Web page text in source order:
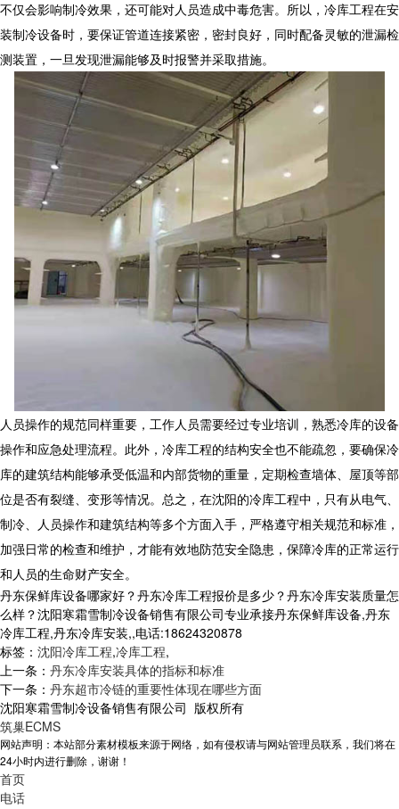
不仅会影响制冷效果，还可能对人员造成中毒危害。所以，冷库工程在安
装制冷设备时，要保证管道连接紧密，密封良好，同时配备灵敏的泄漏检
测装置，一旦发现泄漏能够及时报警并采取措施。
人员操作的规范同样重要，工作人员需要经过专业培训，熟悉冷库的设备
操作和应急处理流程。此外，冷库工程的结构安全也不能疏忽，要确保冷
库的建筑结构能够承受低温和内部货物的重量，定期检查墙体、屋顶等部
位是否有裂缝、变形等情况。总之，在沈阳的冷库工程中，只有从电气、
制冷、人员操作和建筑结构等多个方面入手，严格遵守相关规范和标准，
加强日常的检查和维护，才能有效地防范安全隐患，保障冷库的正常运行
和人员的生命财产安全。
丹东保鲜库设备哪家好？丹东冷库工程报价是多少？丹东冷库安装质量怎
么样？沈阳寒霜雪制冷设备销售有限公司专业承接丹东保鲜库设备,丹东
冷库工程,丹东冷库安装,,电话:18624320878
标签： 沈阳冷库工程,冷库工程,
上一条： 丹东冷库安装具体的指标和标准
下一条： 丹东超市冷链的重要性体现在哪些方面
沈阳寒霜雪制冷设备销售有限公司 版权所有
筑巢ECMS
网站声明：本站部分素材模板来源于网络，如有侵权请与网站管理员联系，我们将在
24小时内进行删除，谢谢！
首页
电话